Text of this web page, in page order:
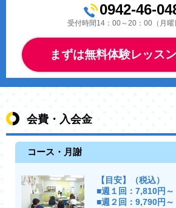
0942-46-
受付時間14：00～20：00（月曜
まずは無料体験レッス
会費・入会金
コース・月謝
【目安】（税込）
■週１回：7,810円～
■週２回：9,790円～